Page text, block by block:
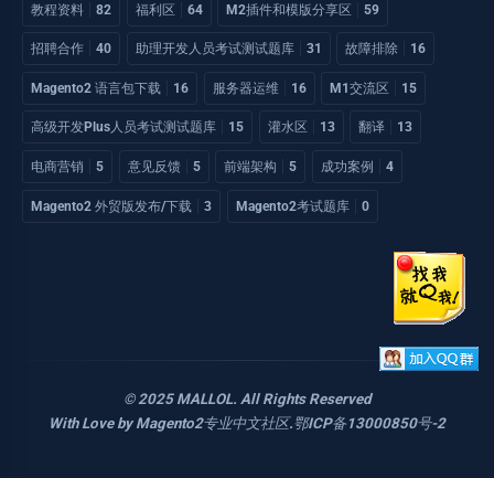
教程资料 82 福利区 64 M2插件和模版分享区 59
招聘合作 40 助理开发人员考试测试题库 31 故障排除 16
Magento2 语言包下载 16 服务器运维 16 M1交流区 15
高级开发Plus人员考试测试题库 15 灌水区 13 翻译 13
电商营销 5 意见反馈 5 前端架构 5 成功案例 4
Magento2 外贸版发布/下载 3 Magento2考试题库 0
© 2025 MALLOL. All Rights Reserved
With Love by Magento2专业中文社区.鄂ICP备13000850号-2